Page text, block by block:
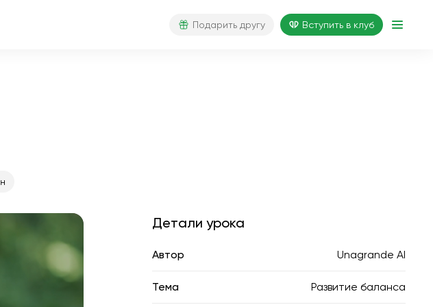
Подарить другу Вступить в клуб
01:44
Детали урока
Автор Unagrande AI
Тема Развитие баланса